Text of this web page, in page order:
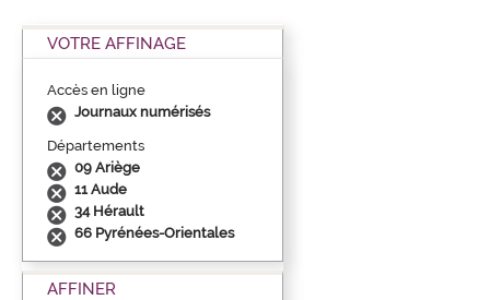
VOTRE AFFINAGE
Accès en ligne
Journaux numérisés
Départements
09 Ariège
11 Aude
34 Hérault
66 Pyrénées-Orientales
AFFINER